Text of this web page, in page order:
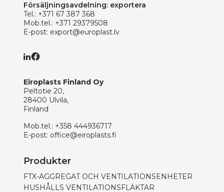
Försäljningsavdelning: exportera
Tel.: +371 67 387 368
Mob.tel.: +371 29379508
E-post: export@europlast.lv
Eiroplasts Finland Oy
Peltotie 20,
28400 Ulvila,
Finland
Mob.tel.: +358 444936717
E-post: office@eiroplasts.fi
Produkter
FTX-AGGREGAT OCH VENTILATIONSENHETER
HUSHÅLLS VENTILATIONSFLÄKTAR